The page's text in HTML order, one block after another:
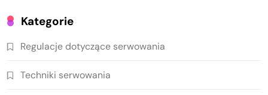
Kategorie
Regulacje dotyczące serwowania
Techniki serwowania